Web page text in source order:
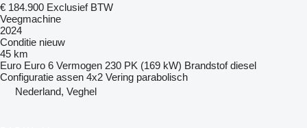
€ 184.900 Exclusief BTW
Veegmachine
2024
Conditie nieuw
45 km
Euro Euro 6 Vermogen 230 PK (169 kW) Brandstof diesel
Configuratie assen 4x2 Vering parabolisch
Nederland, Veghel